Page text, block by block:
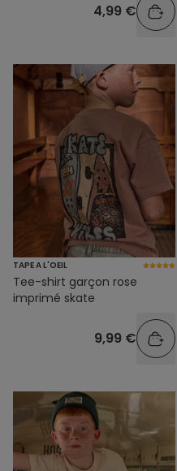
4,99 €
TAPE A L'OEIL
Tee-shirt garçon rose
imprimé skate
9,99 €